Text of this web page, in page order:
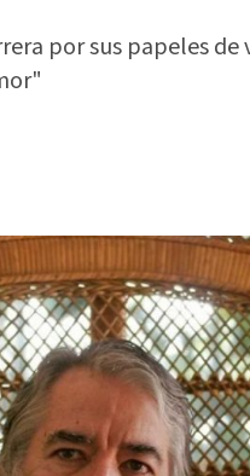
por sus papeles